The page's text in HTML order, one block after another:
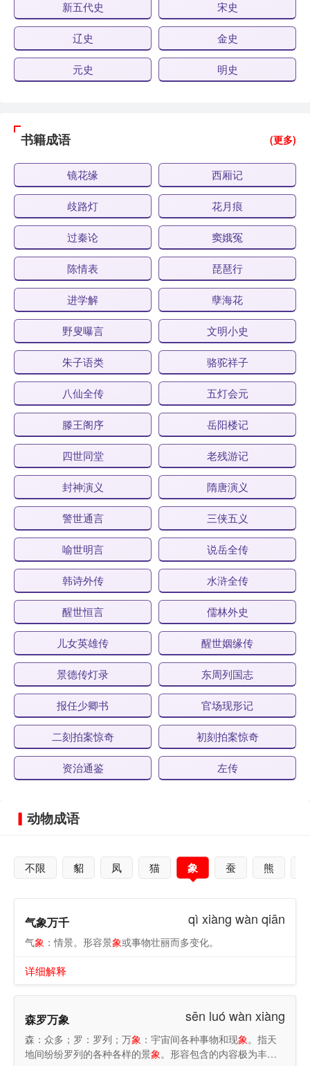
新五代史 宋史
辽史 金史
元史 明史
书籍成语 (更多)
镜花缘 西厢记
歧路灯 花月痕
过秦论 窦娥冤
陈情表 琵琶行
进学解 孽海花
野叟曝言 文明小史
朱子语类 骆驼祥子
八仙全传 五灯会元
滕王阁序 岳阳楼记
四世同堂 老残游记
封神演义 隋唐演义
警世通言 三侠五义
喻世明言 说岳全传
韩诗外传 水浒全传
醒世恒言 儒林外史
儿女英雄传 醒世姻缘传
景德传灯录 东周列国志
报任少卿书 官场现形记
二刻拍案惊奇 初刻拍案惊奇
资治通鉴 左传
动物成语
不限 貂 凤 猫 象 蚕 熊
气象万千 qì xiàng wàn qiān
气象 ：情景。形容景象或事物壮丽而多变化。
详细解释
森罗万象 sēn luó wàn xiàng
森：众多；罗：罗列；万象 ：宇宙间各种事物和现象。指天
地间纷纷罗列的各种各样的景象。形容包含的内容极为丰